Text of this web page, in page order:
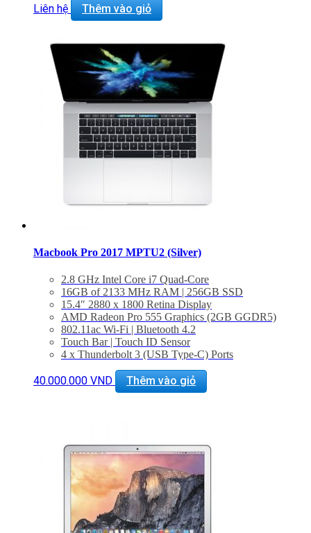
Bluetooth 4.0, 802.11b/g/n Wi-Fi
Apple watchOS 3
Liên hệ Thêm vào giỏ
Macbook Pro 2017 MPTU2 (Silver)
2.8 GHz Intel Core i7 Quad-Core
16GB of 2133 MHz RAM | 256GB SSD
15.4″ 2880 x 1800 Retina Display
AMD Radeon Pro 555 Graphics (2GB GGDR5)
802.11ac Wi-Fi | Bluetooth 4.2
Touch Bar | Touch ID Sensor
4 x Thunderbolt 3 (USB Type-C) Ports
Force Touch Trackpad
macOS Sierra
40.000.000 VND Thêm vào giỏ